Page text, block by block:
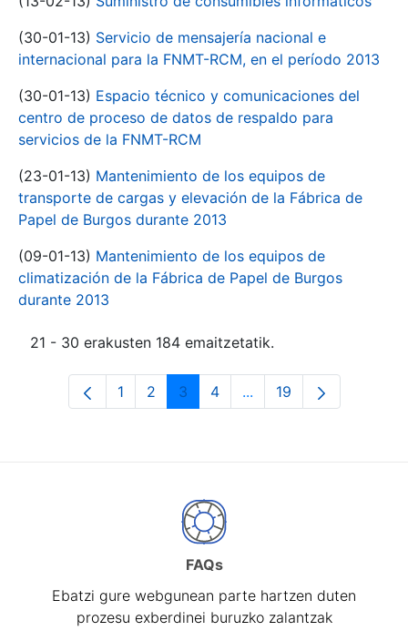
(30-01-13) Servicio de mensajería nacional e
internacional para la FNMT-RCM, en el período 2013
(30-01-13) Espacio técnico y comunicaciones del
centro de proceso de datos de respaldo para
servicios de la FNMT-RCM
(23-01-13) Mantenimiento de los equipos de
transporte de cargas y elevación de la Fábrica de
Papel de Burgos durante 2013
(09-01-13) Mantenimiento de los equipos de
climatización de la Fábrica de Papel de Burgos
durante 2013
21 - 30 erakusten 184 emaitzetatik.
Orrialdea
1 Orrialdea
2 Orrialdea
3 Orrialdea
4 ...Intermediate Pages
Orrialdea
19
FAQs
Ebatzi gure webgunean parte hartzen duten
prozesu exberdinei buruzko zalantzak